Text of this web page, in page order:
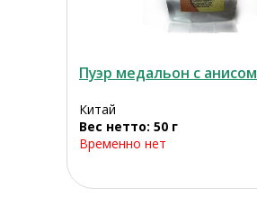
Пуэр медальон с анисом
Китай
Вес нетто: 50 г
Временно нет